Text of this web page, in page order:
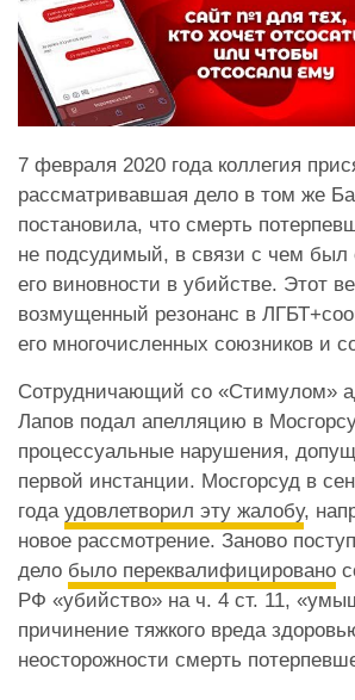
7 февраля 2020 года коллегия
рассматривавшая дело в том же
постановила, что смерть
не подсудимый, в связи с чем был
его виновности в убийстве. Этот
возмущенный резонанс в
его многочисленных союзников и
Сотрудничающий со «Стимулом»
Лапов подал апелляцию в
процессуальные нарушения,
первой инстанции. Мосгорсуд в
года удовлетворил эту жалобу,
новое рассмотрение. Заново
дело было переквалифицировано
РФ «убийство» на ч. 4 ст. 11,
причинение тяжкого вреда
неосторожности смерть